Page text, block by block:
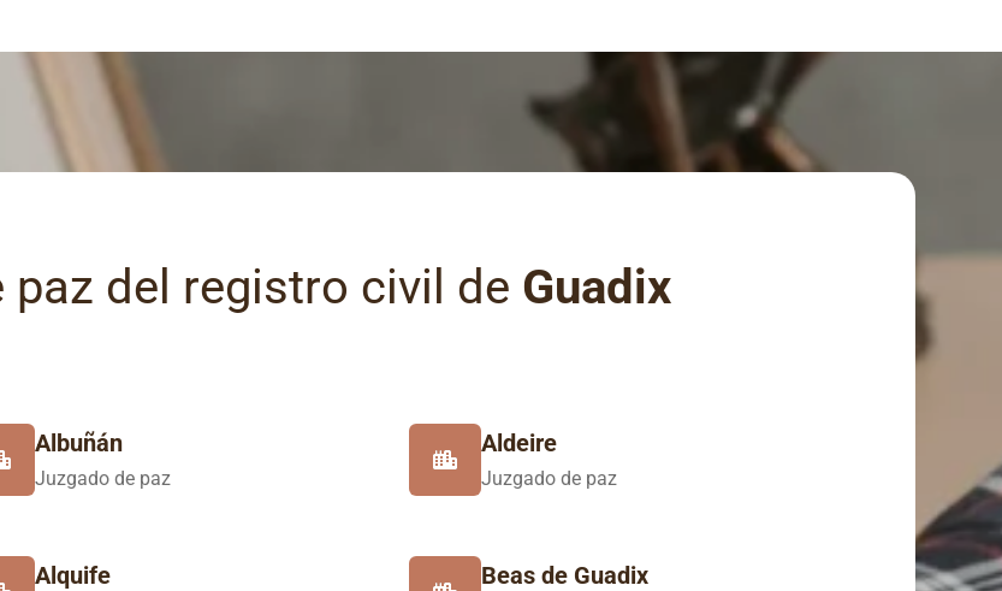
del registro civil de Guadix
Albuñán
Juzgado de paz
Aldeire
Juzgado de paz
Alquife Beas de Guadix